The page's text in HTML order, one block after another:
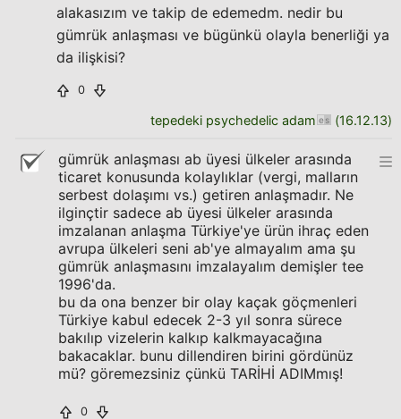
alakasızım ve takip de edemedm. nedir bu
gümrük anlaşması ve bügünkü olayla benerliği ya
da ilişkisi?
0
tepedeki psychedelic adam (16.12.13)
gümrük anlaşması ab üyesi ülkeler arasında
ticaret konusunda kolaylıklar (vergi, malların
serbest dolaşımı vs.) getiren anlaşmadır. Ne
ilginçtir sadece ab üyesi ülkeler arasında
imzalanan anlaşma Türkiye'ye ürün ihraç eden
avrupa ülkeleri seni ab'ye almayalım ama şu
gümrük anlaşmasını imzalayalım demişler tee
1996'da.
bu da ona benzer bir olay kaçak göçmenleri
Türkiye kabul edecek 2-3 yıl sonra sürece
bakılıp vizelerin kalkıp kalkmayacağına
bakacaklar. bunu dillendiren birini gördünüz
mü? göremezsiniz çünkü TARİHİ ADIMmış!
0